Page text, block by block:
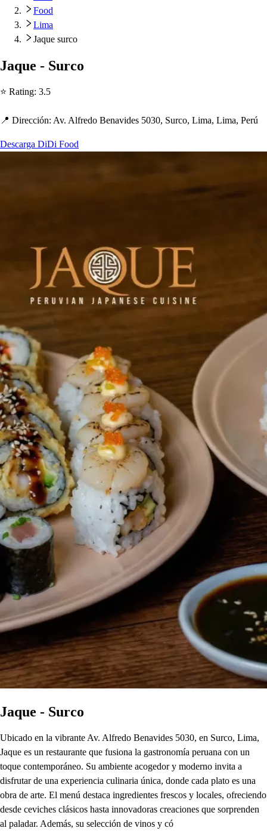
Food
Lima
Jaque surco
Jaque - Surco
⭐ Rating: 3.5
📍 Dirección: Av. Alfredo Benavides 5030, Surco, Lima, Lima, Perú
Descarga DiDi Food
Jaque - Surco
Ubicado en la vibrante Av. Alfredo Benavides 5030, en Surco, Lima,
Jaque es un restaurante que fusiona la gastronomía peruana con un
toque contemporáneo. Su ambiente acogedor y moderno invita a
disfrutar de una experiencia culinaria única, donde cada plato es una
obra de arte. El menú destaca ingredientes frescos y locales, ofreciendo
desde ceviches clásicos hasta innovadoras creaciones que sorprenden
al paladar. Además, su selección de vinos y có